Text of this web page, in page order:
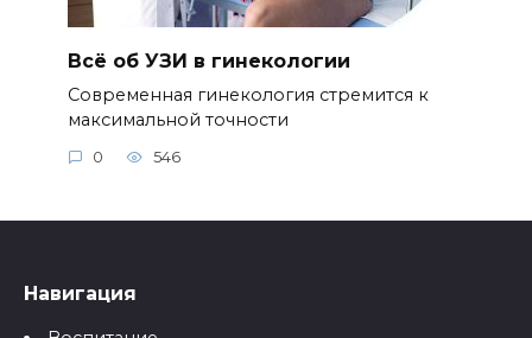
Всё об УЗИ в гинекологии
Современная гинекология стремится к
максимальной точности
0 546
Навигация